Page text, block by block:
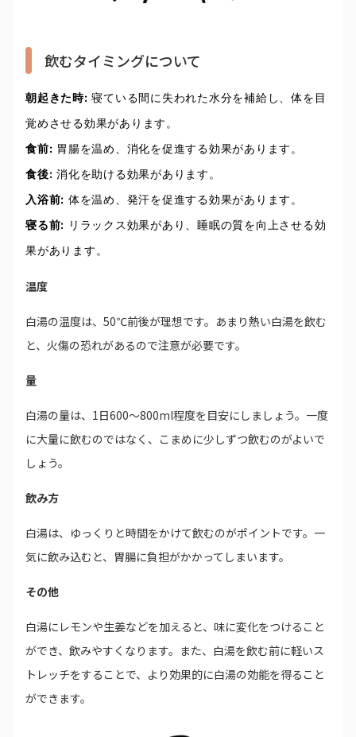
飲むタイミングについて
朝起きた時: 寝ている間に失われた水分を補給し、体を目
覚めさせる効果があります。
食前: 胃腸を温め、消化を促進する効果があります。
食後: 消化を助ける効果があります。
入浴前: 体を温め、発汗を促進する効果があります。
寝る前: リラックス効果があり、睡眠の質を向上させる効
果があります。
温度
白湯の温度は、50℃前後が理想です。あまり熱い白湯を飲む
と、火傷の恐れがあるので注意が必要です。
量
白湯の量は、1日600～800ml程度を目安にしましょう。一度
に大量に飲むのではなく、こまめに少しずつ飲むのがよいで
しょう。
飲み方
白湯は、ゆっくりと時間をかけて飲むのがポイントです。一
気に飲み込むと、胃腸に負担がかかってしまいます。
その他
白湯にレモンや生姜などを加えると、味に変化をつけること
ができ、飲みやすくなります。また、白湯を飲む前に軽いス
トレッチをすることで、より効果的に白湯の効能を得ること
ができます。